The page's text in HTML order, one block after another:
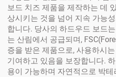
보드 치즈 제품을 제작하는 데
상시키는 것을 넘어 지속 가능
합니다. 당사의 하드우드 보드
는 산림에서 공급되며,
증을 받은 제품으로, 사용하시
기여하고 있음을 보장합니다.
용이 가능하며 자연적으로 박